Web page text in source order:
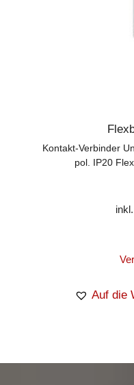
Kontakt-Verbinder
pol. IP20
Auf die